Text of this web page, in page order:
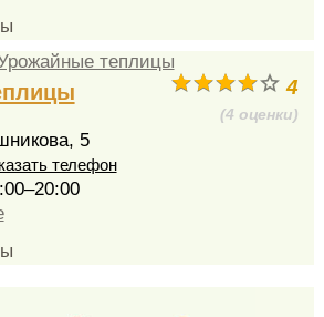
4
(4 оценки)
5
телефон